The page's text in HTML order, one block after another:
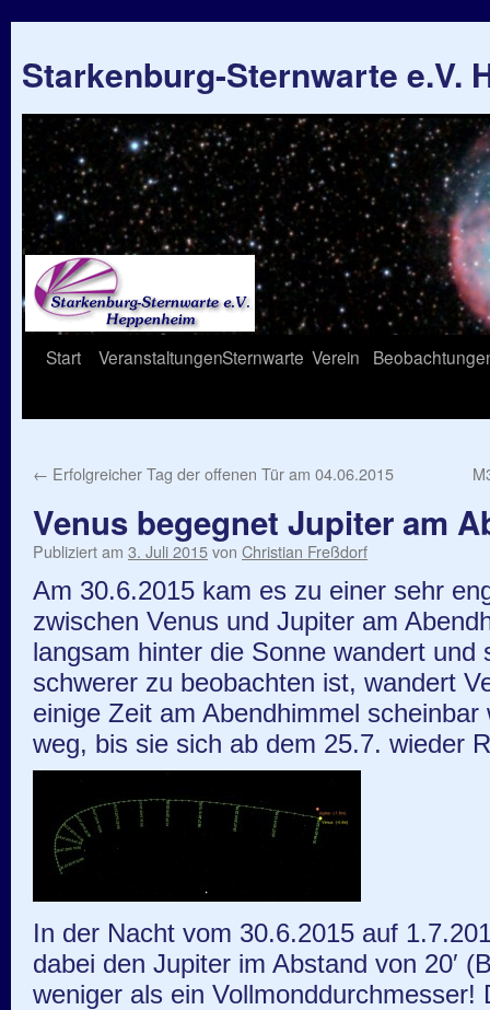
Starkenburg-Sternwarte e.V.
Springe
Start VeranstaltungenSternwarte Verein
← Erfolgreicher Tag der offenen Tür am 04.06.2015
Venus begegnet Jupiter am
Publiziert am 3. Juli 2015von Christian Freßdorf
Am 30.6.2015 kam es zu einer sehr
zwischen Venus und Jupiter am
langsam hinter die Sonne wandert und
schwerer zu beobachten ist, wandert
einige Zeit am Abendhimmel
weg, bis sie sich ab dem 25.7. wieder
In der Nacht vom 30.6.2015 auf
dabei den Jupiter im Abstand von 20′
weniger als ein Vollmonddurchmesser!